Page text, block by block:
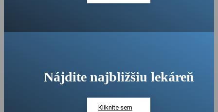
Nájdite najbližšiu lekáreň
Kliknite sem